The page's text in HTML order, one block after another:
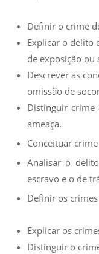
Definir o crime
Explicar o delito
de exposição ou
Descrever as
omissão de
Distinguir
ameaça.
Conceituar
Analisar o
escravo e o de
Definir os
Explicar os
Distinguir o